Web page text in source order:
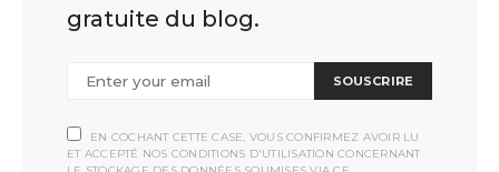
gratuite du blog.
SOUSCRIRE
EN COCHANT CETTE CASE, VOUS CONFIRMEZ AVOIR LU
ET ACCEPTÉ NOS CONDITIONS D'UTILISATION CONCERNANT